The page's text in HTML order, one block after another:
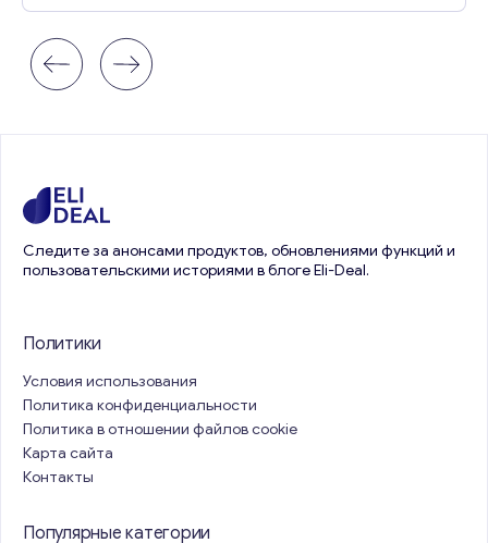
Следите за анонсами продуктов, обновлениями функций и
пользовательскими историями в блоге Eli-Deal.
Политики
Условия использования
Политика конфиденциальности
Политика в отношении файлов cookie
Карта сайта
Контакты
Популярные категории